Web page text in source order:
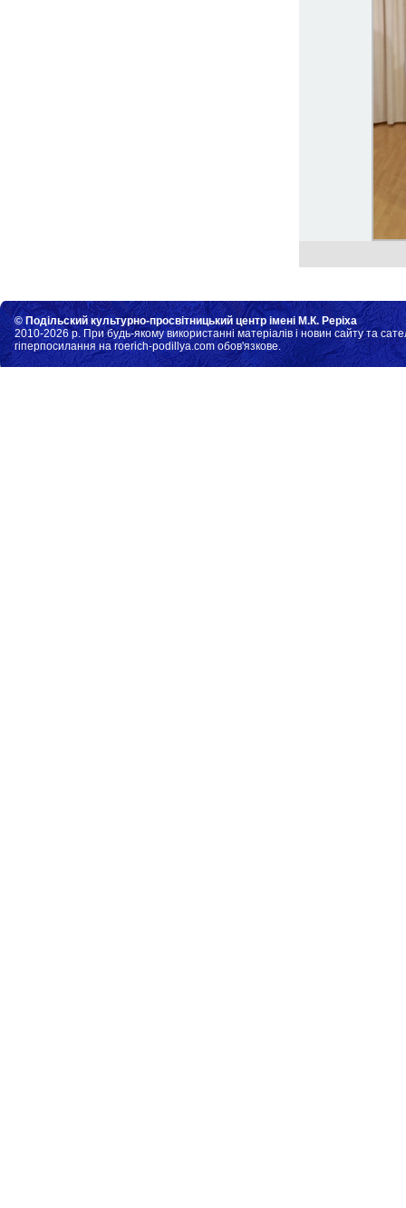
© Подільский культурно-просвітницький центр імені М.К. Реріха
2010-2026 р. При будь-якому використанні матеріалів і новин сайту та
гіперпосилання на roerich-podillya.com обов'язкове.